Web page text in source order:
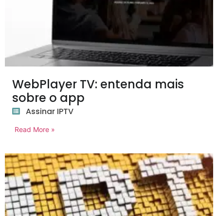
WebPlayer TV: entenda mais
sobre o app
Assinar IPTV
Read More »